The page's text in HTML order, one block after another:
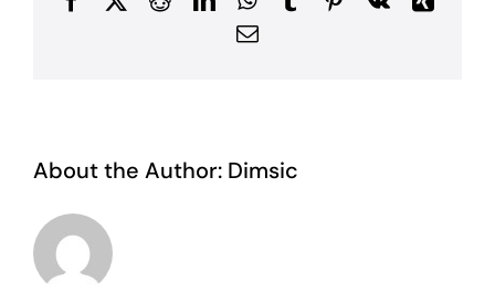
Email
About the Author: Dimsic